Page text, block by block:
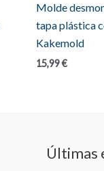
Molde
tapa plástica
Kakemold
15,99€
Últimas